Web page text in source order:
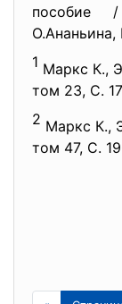
пособие
1 Маркс К.,
том 23, С.
2 Маркс К.,
том 47, С.